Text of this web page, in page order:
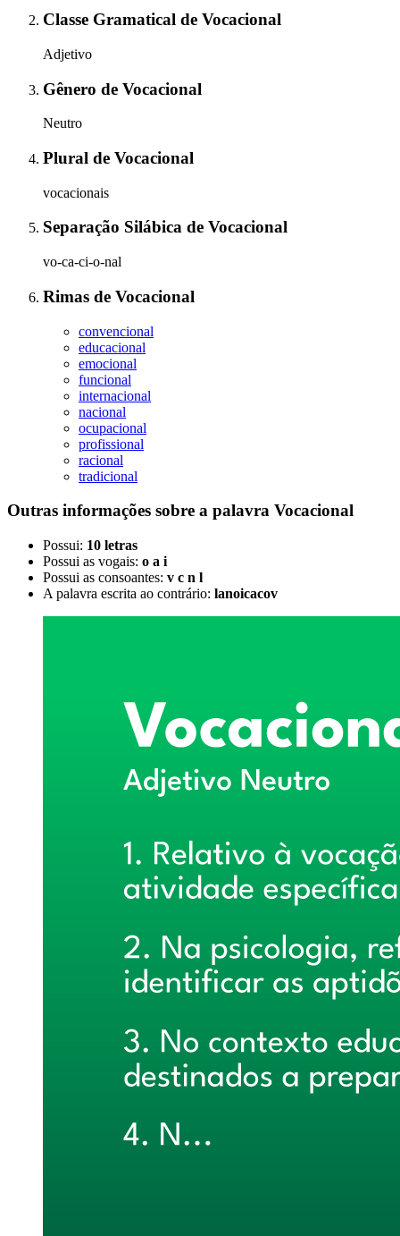
Classe Gramatical de Vocacional
Adjetivo
Gênero de Vocacional
Neutro
Plural de Vocacional
vocacionais
Separação Silábica de Vocacional
vo-ca-ci-o-nal
Rimas de Vocacional
convencional
educacional
emocional
funcional
internacional
nacional
ocupacional
profissional
racional
tradicional
Outras informações sobre a palavra Vocacional
Possui: 10 letras
Possui as vogais: o a i
Possui as consoantes: v c n l
A palavra escrita ao contrário: lanoicacov